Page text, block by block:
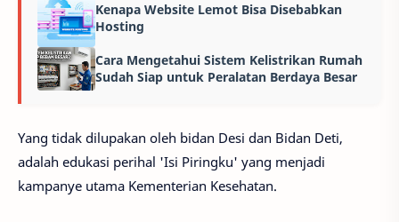
Kenapa Website Lemot Bisa Disebabkan
Hosting
Cara Mengetahui Sistem Kelistrikan Rumah
Sudah Siap untuk Peralatan Berdaya Besar
Yang tidak dilupakan oleh bidan Desi dan Bidan Deti,
adalah edukasi perihal 'Isi Piringku' yang menjadi
kampanye utama Kementerian Kesehatan.